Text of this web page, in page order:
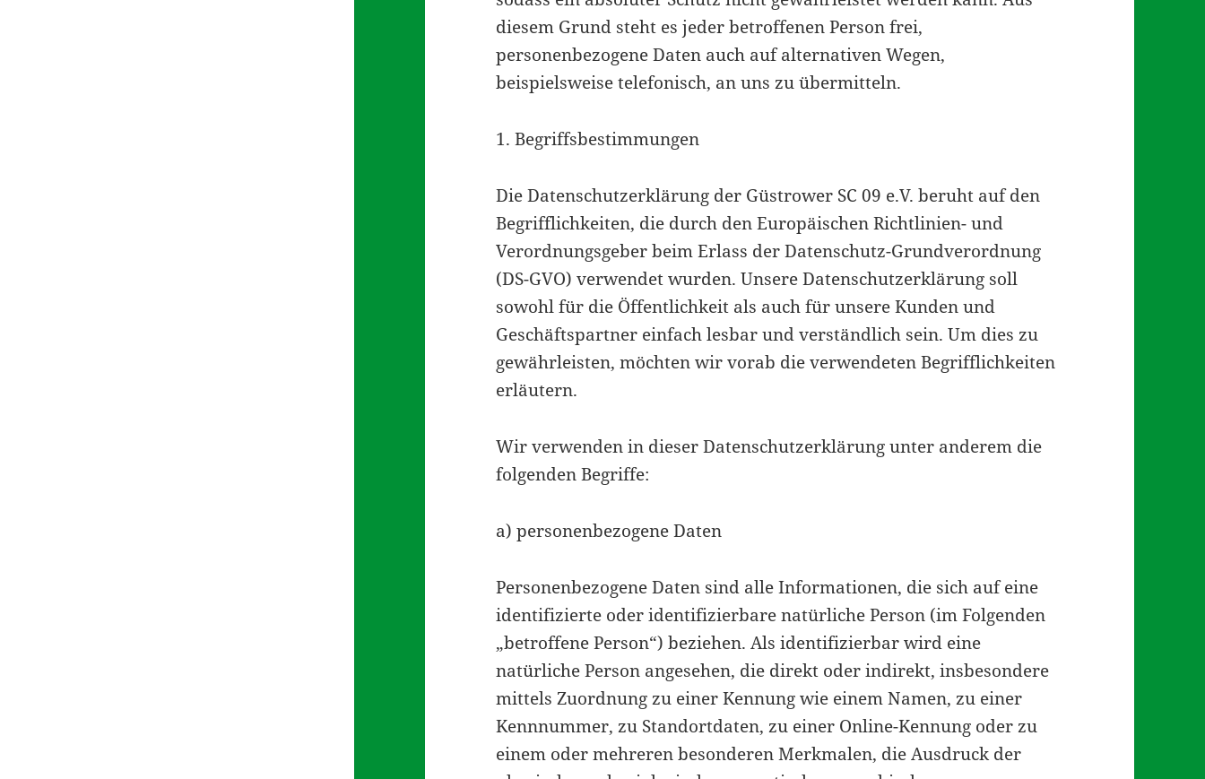
diesem Grund steht es jeder betroffenen Person frei,
personenbezogene Daten auch auf alternativen Wegen,
beispielsweise telefonisch, an uns zu übermitteln.
1. Begriffsbestimmungen
Die Datenschutzerklärung der Güstrower SC 09 e.V. beruht auf den
Begrifflichkeiten, die durch den Europäischen Richtlinien- und
Verordnungsgeber beim Erlass der Datenschutz-Grundverordnung
(DS-GVO) verwendet wurden. Unsere Datenschutzerklärung soll
sowohl für die Öffentlichkeit als auch für unsere Kunden und
Geschäftspartner einfach lesbar und verständlich sein. Um dies zu
gewährleisten, möchten wir vorab die verwendeten Begrifflichkeiten
erläutern.
Wir verwenden in dieser Datenschutzerklärung unter anderem die
folgenden Begriffe:
a) personenbezogene Daten
Personenbezogene Daten sind alle Informationen, die sich auf eine
identifizierte oder identifizierbare natürliche Person (im Folgenden
„betroffene Person“) beziehen. Als identifizierbar wird eine
natürliche Person angesehen, die direkt oder indirekt, insbesondere
mittels Zuordnung zu einer Kennung wie einem Namen, zu einer
Kennnummer, zu Standortdaten, zu einer Online-Kennung oder zu
einem oder mehreren besonderen Merkmalen, die Ausdruck der